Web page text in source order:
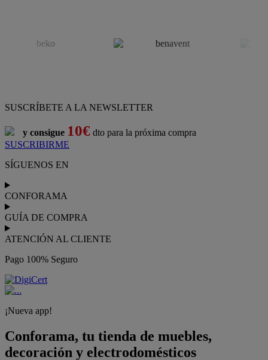
SUSCRÍBETE A LA NEWSLETTER
y consigue 10€ dto para la próxima compra
SUSCRIBIRME
SÍGUENOS EN
CONFORAMA
GUÍA DE COMPRA
ATENCIÓN AL CLIENTE
Pago 100% Seguro
¡Nueva app!
Conforama, tu tienda de muebles,
decoración y electrodomésticos